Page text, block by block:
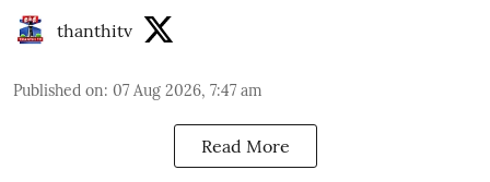
thanthitv
Published on: 07 Aug 2026, 7:47 am
Read More